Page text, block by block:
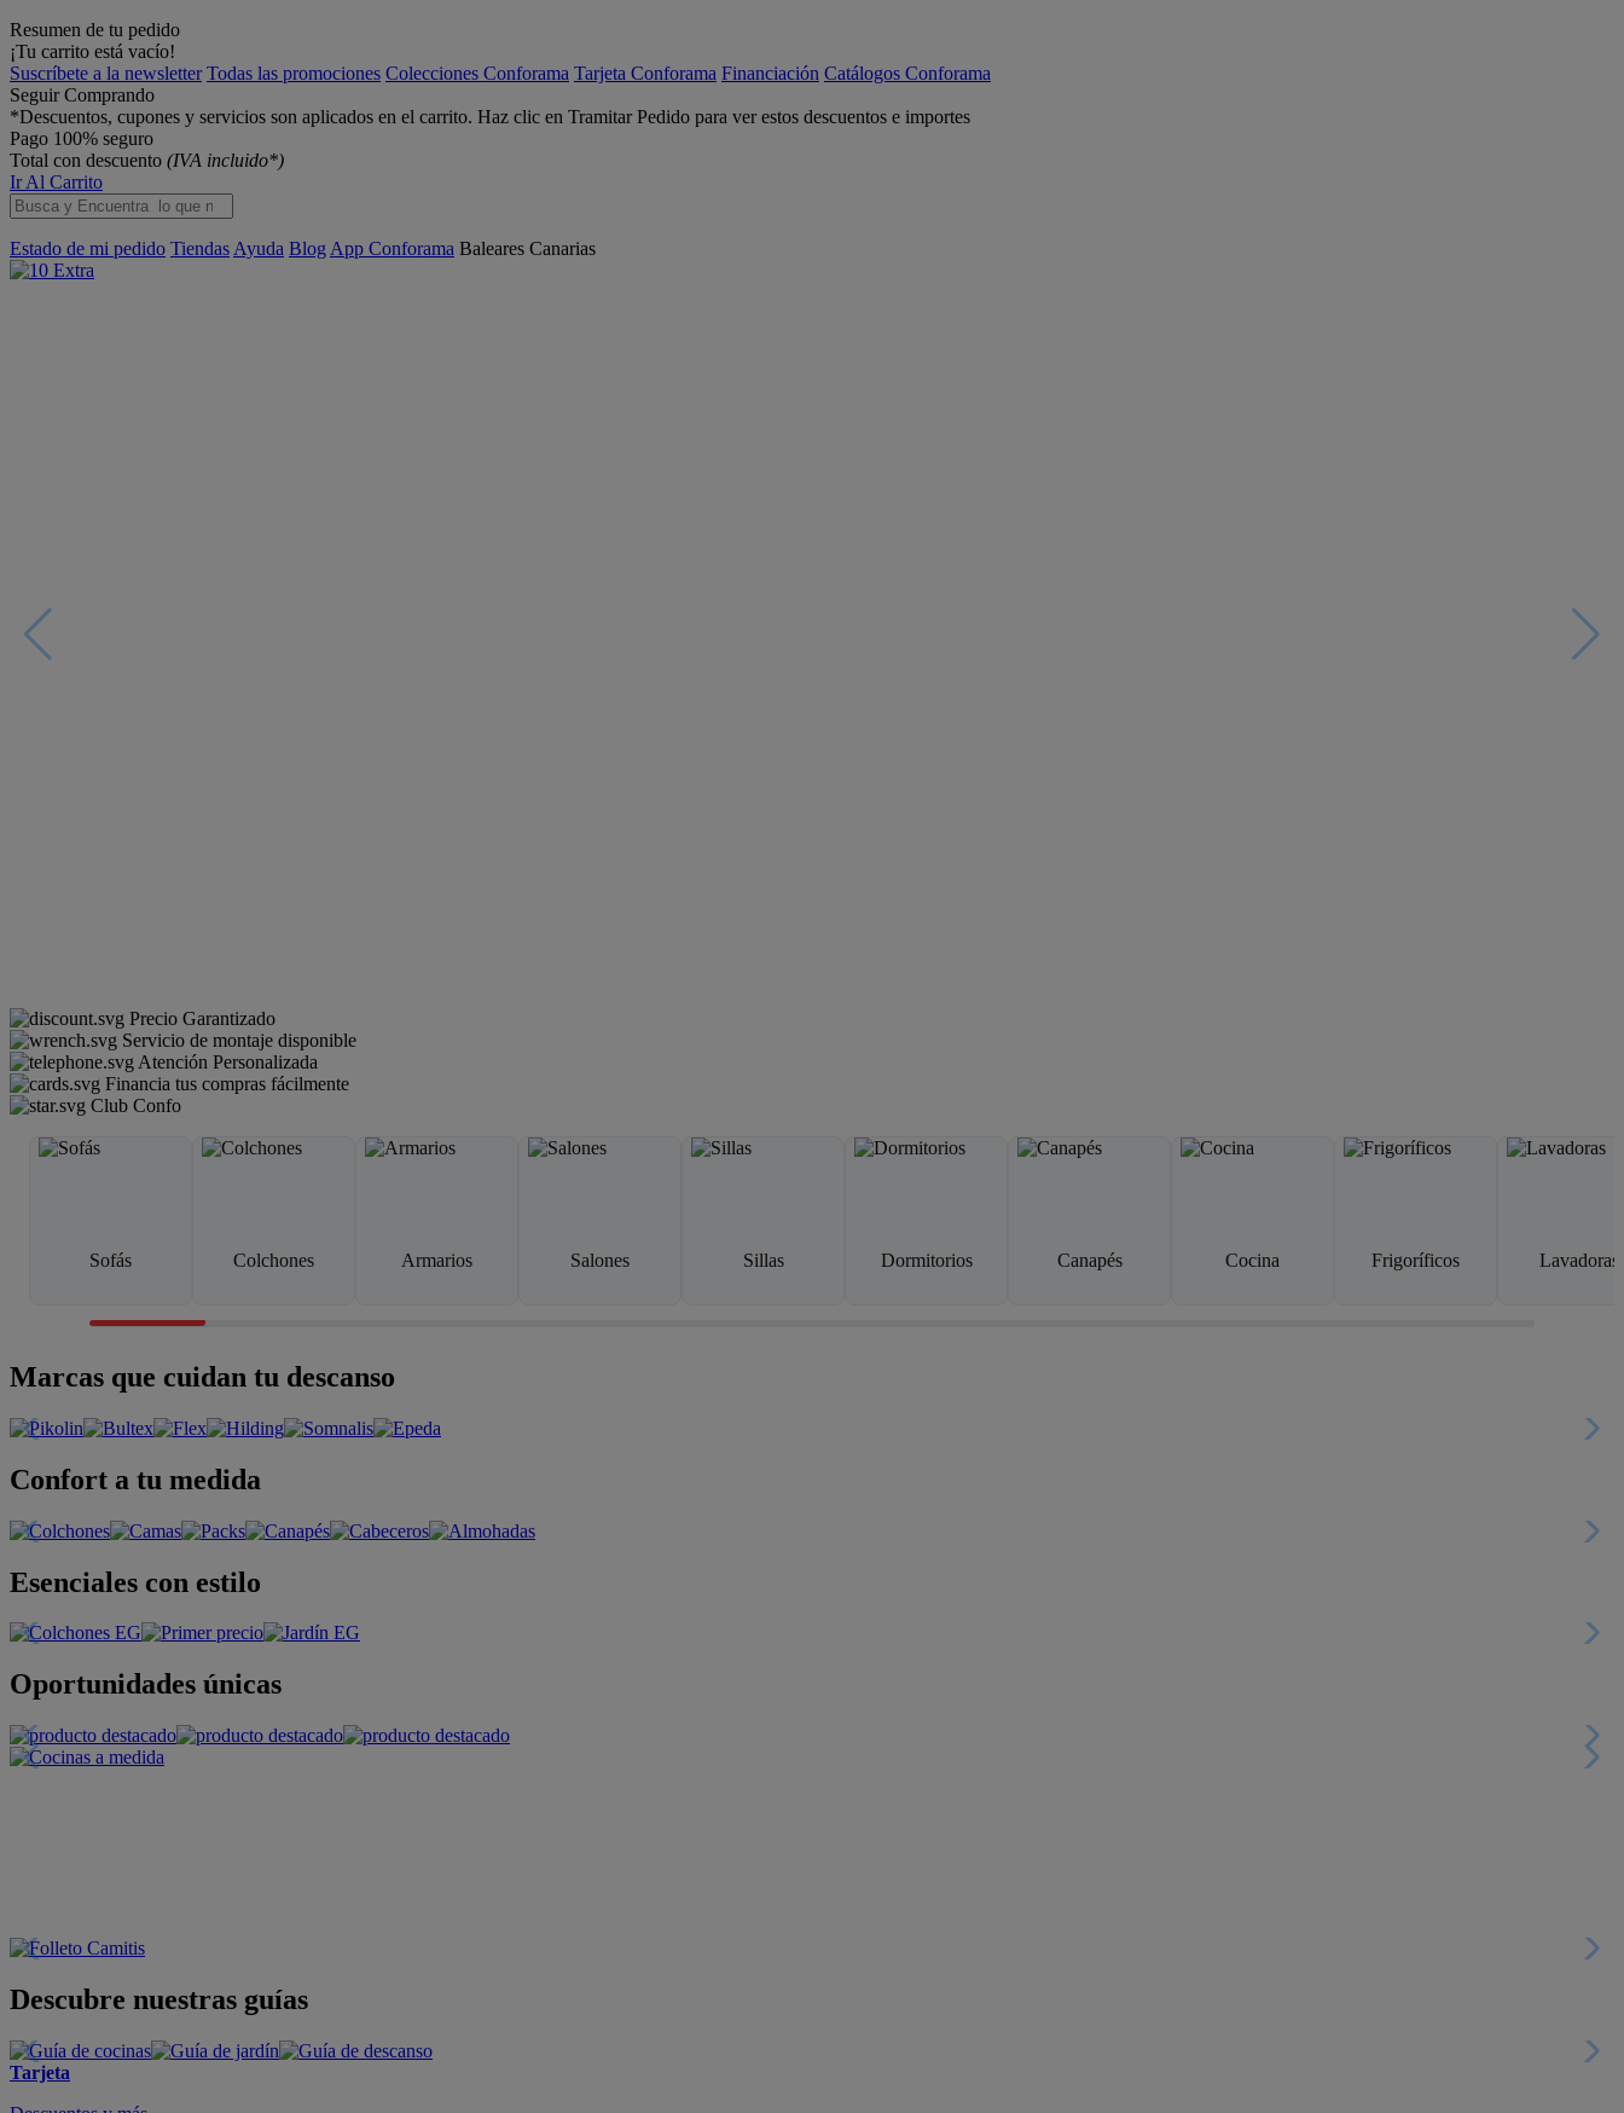
Resumen de tu pedido
¡Tu carrito está vacío!
Suscríbete a la newsletter Todas las promociones Colecciones Conforama Tarjeta Conforama Financiación Catálogos Conforama
Seguir Comprando
*Descuentos, cupones y servicios son aplicados en el carrito. Haz clic en Tramitar Pedido para ver estos descuentos e importes
Pago 100% seguro
Total con descuento (IVA incluido*)
Ir Al Carrito
Estado de mi pedido Tiendas Ayuda Blog App Conforama Baleares Canarias
Precio Garantizado
Servicio de montaje disponible
Atención Personalizada
Financia tus compras fácilmente
Club Confo
Sofás Colchones Armarios Salones Sillas Dormitorios Canapés Cocina Frigoríficos Lavadoras
Marcas que cuidan tu descanso
Confort a tu medida
Esenciales con estilo
Oportunidades únicas
Descubre nuestras guías
Tarjeta